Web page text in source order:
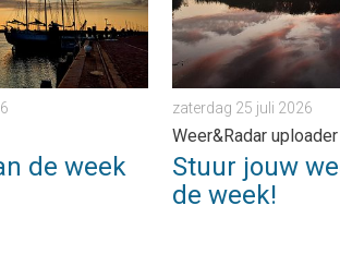
de week
zaterdag 25 juli 2026
Weer&Radar uploader
Stuur jouw
de week!